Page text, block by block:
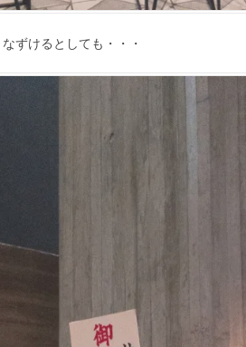
ずけるとしても・・・